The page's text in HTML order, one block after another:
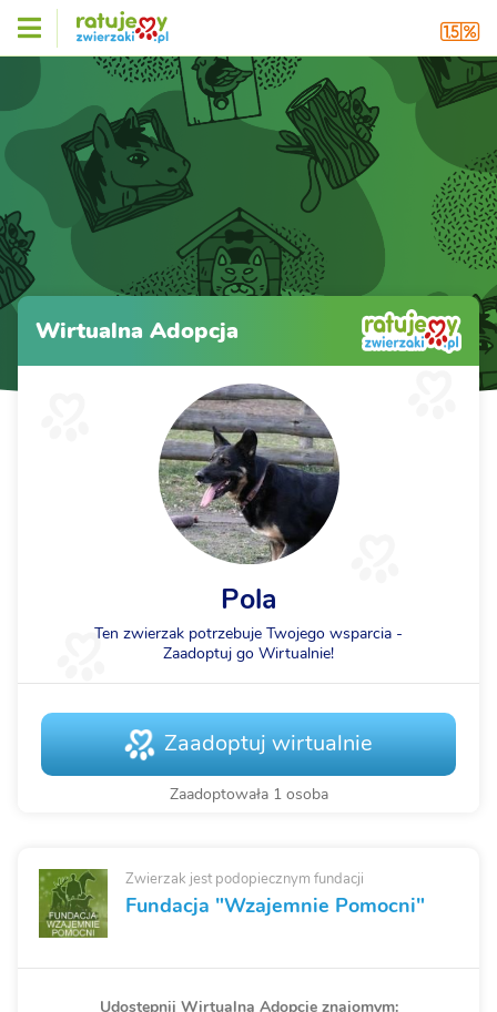
Wirtualna Adopcja
Pola
Ten zwierzak potrzebuje Twojego wsparcia -
Zaadoptuj go Wirtualnie!
Zaadoptuj wirtualnie
Zaadoptowała 1 osoba
Zwierzak jest podopiecznym fundacji
Fundacja "Wzajemnie Pomocni"
Udostępnij Wirtualną Adopcje znajomym: